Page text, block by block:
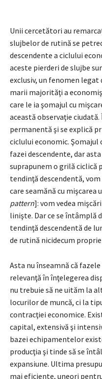
Unii cercetători au
slujbelor de rutină se
descendente a ciclului
aceste pierderi de slujbe
exclusiv, un fenomen legat
marii majorităţi a
care le ia şomajul cu
această observaţie
permanentă şi se explică
ciclului economic.
fazei descendente, dar
suprapunem o grilă ciclică
tendinţă descendentă,
care seamănă cu mişcarea
pattern]: vom vedea
linişte. Dar ce se întâmplă
tendinţă descendentă de
de rutină nicidecum
Asta nu înseamnă că
relevanţă în înţelegerea
nu trebuie să ne uităm la
locurilor de muncă, ci la
contracţiei economice.
capital, extensivă şi
bazei echipamentelor
producţia şi tinde să se
expansiune. Ultima
mai eficiente, uneori